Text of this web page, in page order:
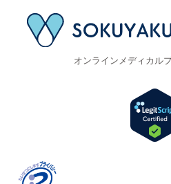
オンラインメディカル